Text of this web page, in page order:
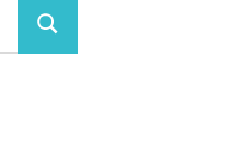
Suchen